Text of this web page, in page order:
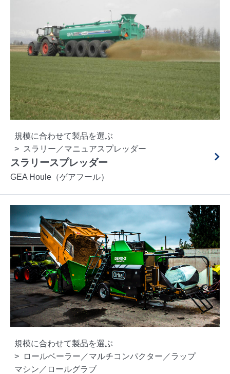
規模に合わせて製品を選ぶ
スラリー／マニュアスプレッダー
スラリースプレッダー
GEA Houle（ゲアフール）
規模に合わせて製品を選ぶ
ロールベーラー／マルチコンパクター／ラップ
マシン／ロールグラブ